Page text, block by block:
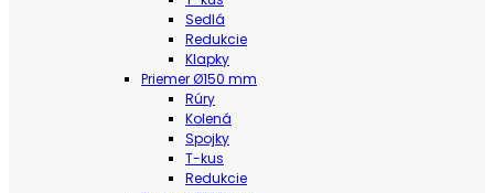
Sedlá
Redukcie
Klapky
Priemer Ø150 mm
Rúry
Kolená
Spojky
T-kus
Redukcie